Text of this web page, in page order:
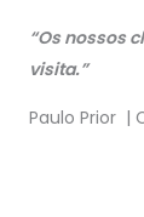
“Os nossos
visita.”
Paulo Prior |